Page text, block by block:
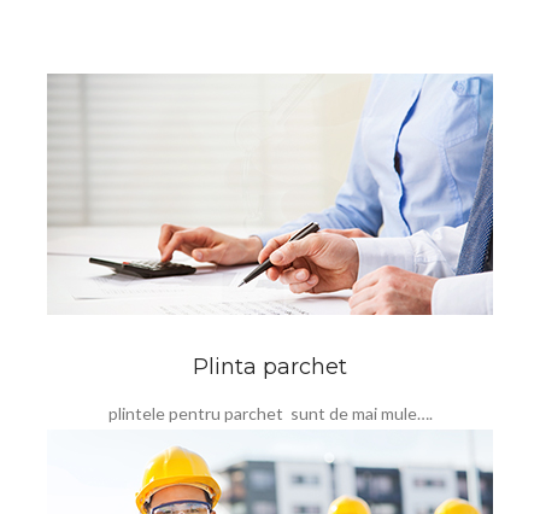
Plinta parchet
plintele pentru parchet sunt de mai mule….